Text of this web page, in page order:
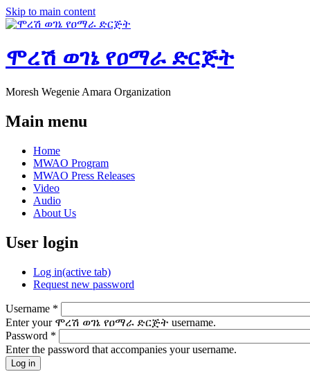
Skip to main content
ሞረሽ ወገኔ የዐማራ ድርጅት
Moresh Wegenie Amara Organization
Main menu
Home
MWAO Program
MWAO Press Releases
Video
Audio
About Us
User login
Log in(active tab)
Request new password
Username *
Enter your ሞረሽ ወገኔ የዐማራ ድርጅት username.
Password *
Enter the password that accompanies your username.